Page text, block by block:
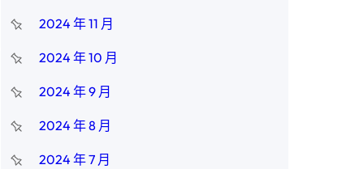
2024 年 11 月
2024 年 10 月
2024 年 9 月
2024 年 8 月
2024 年 7 月